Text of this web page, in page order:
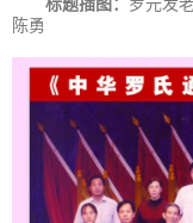
陈勇